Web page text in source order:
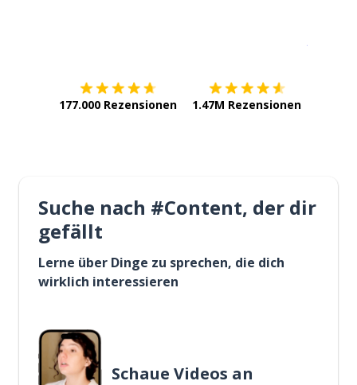
177.000 Rezensionen 1.47M Rezensionen
Suche nach #Content, der dir
gefällt
Lerne über Dinge zu sprechen, die dich
wirklich interessieren
Schaue Videos an